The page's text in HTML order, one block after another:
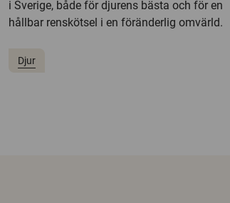
i Sverige, både för djurens bästa och för en
hållbar renskötsel i en föränderlig omvärld.
Djur